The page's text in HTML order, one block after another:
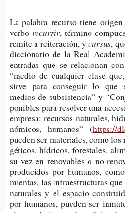
La pala­bra recur­so tiene
verbo recurrir, tér­mino
remi­te a reite­ra­ción, ycursus,
dic­cio­na­rio de la Real
entra­das que se rela­cio­nan
“medio de cual­quier clase
sirve para con­se­guir lo que
medios de sub­sis­ten­cia” y
po­ni­bles para resol­ver una
empre­sa: recur­sos natu­ra­les,
nó­mi­cos, huma­nos” (https://
pue­den ser mate­ria­les, como
gé­ti­cos, hídri­cos, fores­ta­les,
su vez en reno­va­bles o no
pro­du­ci­dos por huma­nos,
mien­tas, las infra­es­truc­tu­ras
natu­ra­les y el espa­cio
por huma­nos, pue­den ser